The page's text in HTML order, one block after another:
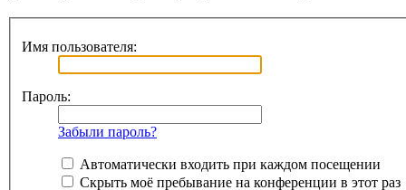
Имя пользователя:
Пароль:
Забыли пароль?
Автоматически входить при каждом посещении
Скрыть моё пребывание на конференции в этот раз